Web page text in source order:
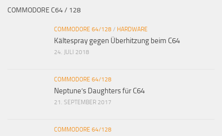
COMMODORE C64 / 128
COMMODORE 64/128 / HARDWARE
Kältespray gegen Überhitzung beim C64
24. JULI 2018
COMMODORE 64/128
Neptune’s Daughters für C64
21. SEPTEMBER 2017
COMMODORE 64/128